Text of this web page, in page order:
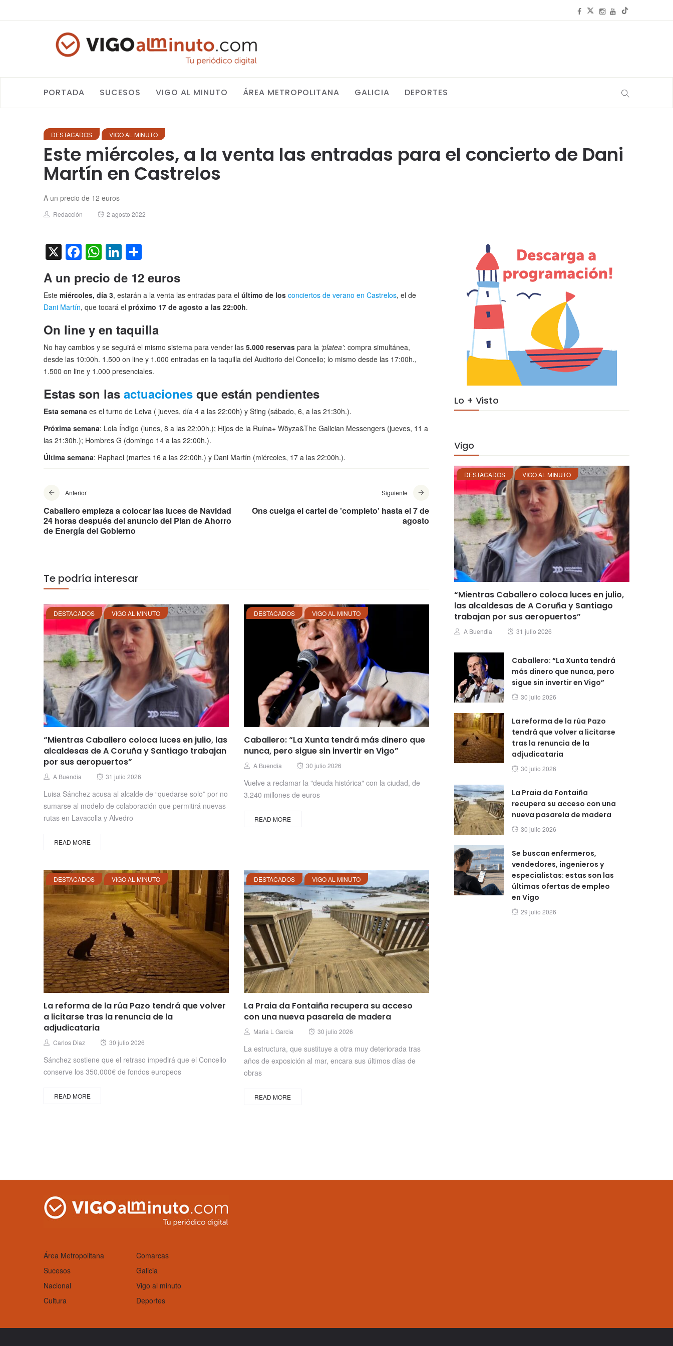
PORTADA SUCESOS VIGO AL MINUTO ÁREA METROPOLITANA GALICIA DEPORTES
DESTACADOS VIGO AL MINUTO
Este miércoles, a la venta las entradas para el concierto de Dani
Martín en Castrelos
A un precio de 12 euros
Author
Redacción
Posted
2 agosto 2022
X Facebook
WhatsApp
LinkedIn
A un precio de 12 euros
Este miércoles, día 3, estarán a la venta las entradas para el último de los conciertos de verano en Castrelos, el de
Dani Martín, que tocará el próximo 17 de agosto a las 22:00h.
On line y en taquilla
No hay cambios y se seguirá el mismo sistema para vender las 5.000 reservas para la ‘platea’: compra simultánea,
desde las 10:00h. 1.500 on line y 1.000 entradas en la taquilla del Auditorio del Concello; lo mismo desde las 17:00h.,
1.500 on line y 1.000 presenciales.
Estas son las actuaciones que están pendientes
Esta semana es el turno de Leiva ( jueves, día 4 a las 22:00h) y Sting (sábado, 6, a las 21:30h.).
Próxima semana: Lola Índigo (lunes, 8 a las 22:00h.); Hijos de la Ruína+ Wöyza&The Galician Messengers (jueves, 11 a
las 21:30h.); Hombres G (domingo 14 a las 22:00h.).
Última semana: Raphael (martes 16 a las 22:00h.) y Dani Martín (miércoles, 17 a las 22:00h.).
Anterior
Caballero empieza a colocar las luces de Navidad
24 horas después del anuncio del Plan de Ahorro
de Energía del Gobierno
Siguiente
Ons cuelga el cartel de 'completo' hasta el 7 de
agosto
Te podría interesar
DESTACADOS VIGO AL MINUTO
“Mientras Caballero coloca luces en julio, las
alcaldesas de A Coruña y Santiago trabajan
por sus aeropuertos”
Author
A Buendia
Posted
31 julio 2026
Luisa Sánchez acusa al alcalde de “quedarse solo” por no
sumarse al modelo de colaboración que permitirá nuevas
rutas en Lavacolla y Alvedro
READ MORE
DESTACADOS VIGO AL MINUTO
Caballero: “La Xunta tendrá más dinero que
nunca, pero sigue sin invertir en Vigo”
Author
A Buendia
Posted
30 julio 2026
Vuelve a reclamar la "deuda histórica" con la ciudad, de
3.240 millones de euros
READ MORE
DESTACADOS VIGO AL MINUTO
La reforma de la rúa Pazo tendrá que volver
a licitarse tras la renuncia de la
adjudicataria
Author
Carlos Diaz
Posted
30 julio 2026
Sánchez sostiene que el retraso impedirá que el Concello
conserve los 350.000€ de fondos europeos
READ MORE
DESTACADOS VIGO AL MINUTO
La Praia da Fontaiña recupera su acceso
con una nueva pasarela de madera
Author
Maria L Garcia
Posted
30 julio 2026
La estructura, que sustituye a otra muy deteriorada tras
años de exposición al mar, encara sus últimos días de
obras
READ MORE
Lo + Visto
Vigo
DESTACADOS VIGO AL MINUTO
“Mientras Caballero coloca luces en julio,
las alcaldesas de A Coruña y Santiago
trabajan por sus aeropuertos”
Author
A Buendia
Posted
31 julio 2026
Caballero: “La Xunta tendrá
más dinero que nunca, pero
sigue sin invertir en Vigo”
Posted
30 julio 2026
La reforma de la rúa Pazo
tendrá que volver a licitarse
tras la renuncia de la
adjudicataria
Posted
30 julio 2026
La Praia da Fontaiña
recupera su acceso con una
nueva pasarela de madera
Posted
30 julio 2026
Se buscan enfermeros,
vendedores, ingenieros y
especialistas: estas son las
últimas ofertas de empleo
en Vigo
Posted
29 julio 2026
Área Metropolitana
Comarcas
Sucesos
Galicia
Nacional
Vigo al minuto
Cultura
Deportes